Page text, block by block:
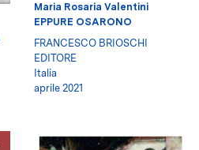
Maria Rosaria Valentini
EPPURE OSARONO
FRANCESCO BRIOSCHI
EDITORE
Italia
aprile 2021